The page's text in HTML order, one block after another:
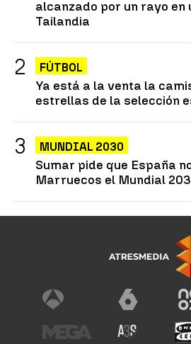
alcanzado por un rayo en
Tailandia
FÚTBOL
Ya está a la venta la
estrellas de la selección
MUNDIAL 2030
Sumar pide que España
Marruecos el Mundial